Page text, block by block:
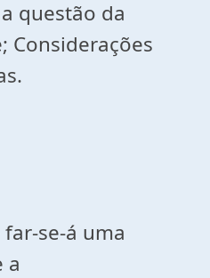
questão da
Considerações
se-á uma
a